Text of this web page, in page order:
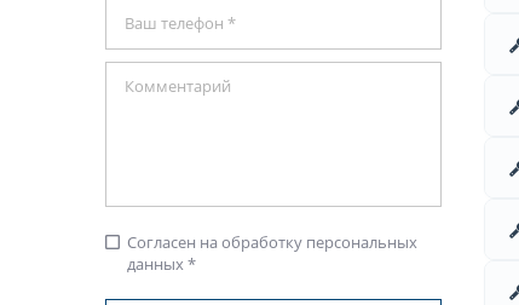
check_box_outline_blank Согласен на обработку персональных
данных *